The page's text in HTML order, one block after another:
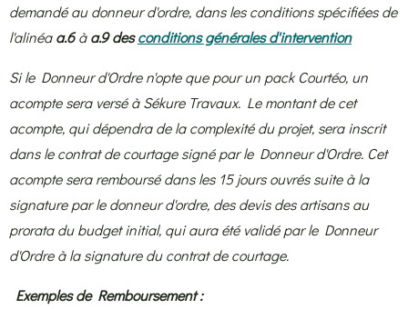
demandé au donneur d'ordre, dans les conditions spécifiées de
l'alinéaa.6àa.9 desconditions générales d'intervention
Si le Donneur d'Ordre n'opte que pour un pack Courtéo, un
acompte sera versé à Sékure Travaux. Le montant de cet
acompte, qui dépendra de la complexité du projet, sera inscrit
dans le contrat de courtage signé par le Donneur d'Ordre. Cet
acompte sera remboursé dans les 15 jours ouvrés suite à la
signature par le donneur d'ordre, des devis des artisans au
prorata du budget initial, qui aura été validé par le Donneur
d'Ordre à la signature du contrat de courtage.
Exemples de Remboursement :